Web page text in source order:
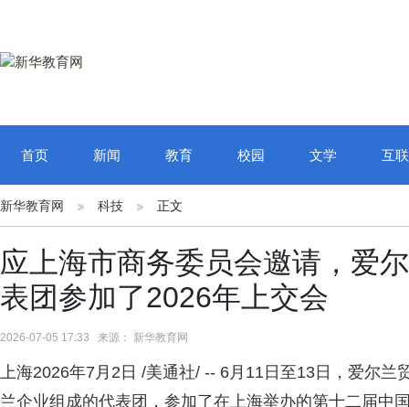
首页 新闻 教育 校园 文学 互
新华教育网 科技 正文
应上海市商务委员会邀请，爱
表团参加了2026年上交会
2026-07-05 17:33 来源： 新华教育网
上海2026年7月2日 /美通社/ -- 6月11日至13日，爱尔兰
兰企业组成的代表团，参加了在上海举办的第十二届中